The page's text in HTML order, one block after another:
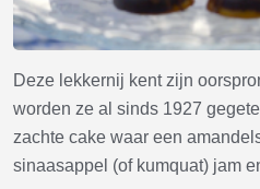
Deze lekkernij kent zijn
worden ze al sinds 1927
zachte cake waar een
sinaasappel (of kumquat) jam